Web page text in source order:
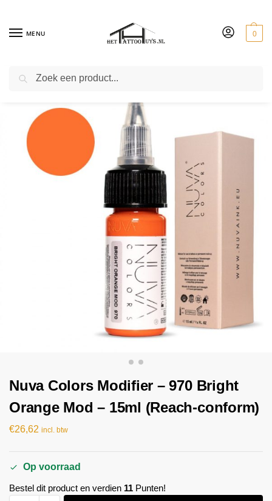
MENU 0
Nuva Colors Modifier – 970 Bright
Orange Mod – 15ml (Reach-conform)
€26,62 incl. btw
Op voorraad
Bestel dit product en verdien 11 Punten!